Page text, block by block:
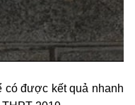
có được kết quả nhanh